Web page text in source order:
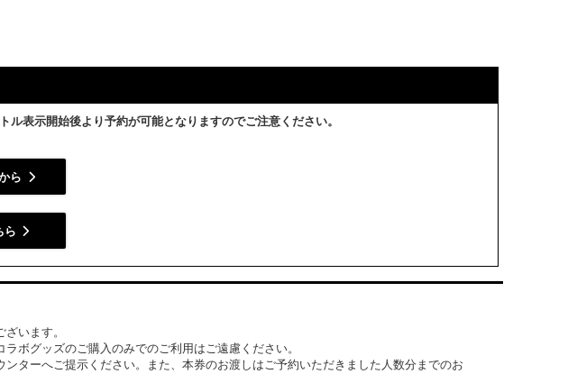
表示開始後より予約が可能となりますのでご注意ください。
ら
ら
います。
ボグッズのご購入のみでのご利用はご遠慮ください。
ターへご提示ください。また、本券のお渡しはご予約いただきました人数分までのお